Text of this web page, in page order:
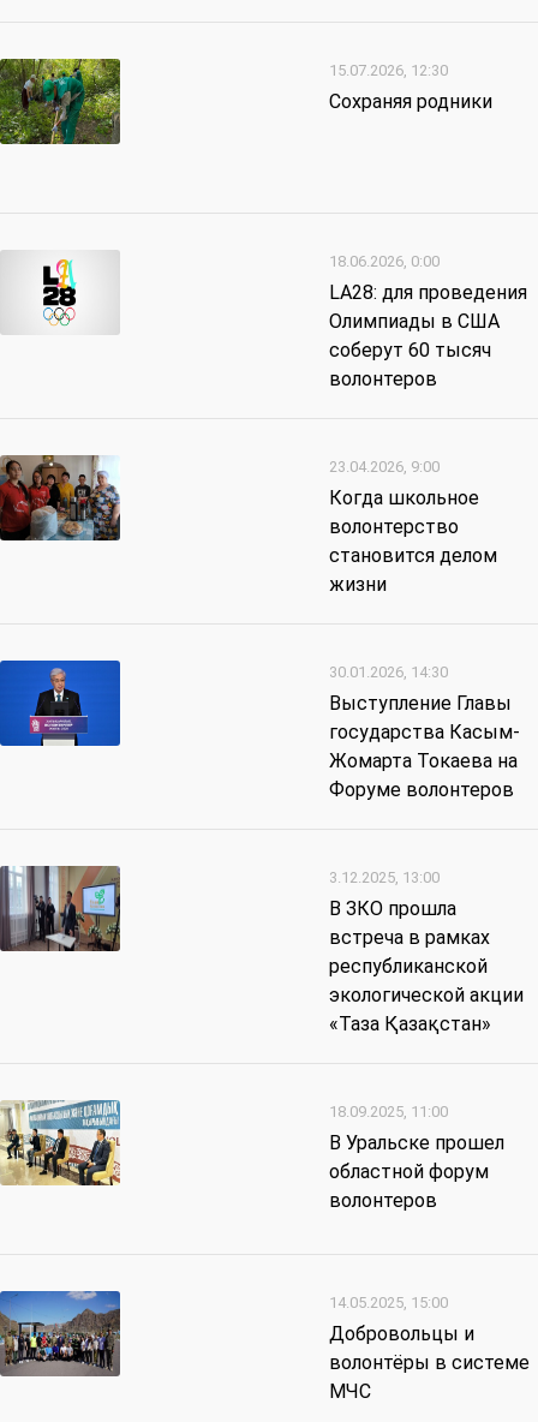
15.07.2026, 12:30
Сохраняя родники
18.06.2026, 0:00
LA28: для проведения
Олимпиады в США
соберут 60 тысяч
волонтеров
23.04.2026, 9:00
Когда школьное
волонтерство
становится делом
жизни
30.01.2026, 14:30
Выступление Главы
государства Касым-
Жомарта Токаева на
Форуме волонтеров
3.12.2025, 13:00
В ЗКО прошла
встреча в рамках
республиканской
экологической акции
«Таза Қазақстан»
18.09.2025, 11:00
В Уральске прошел
областной форум
волонтеров
14.05.2025, 15:00
Добровольцы и
волонтёры в системе
МЧС